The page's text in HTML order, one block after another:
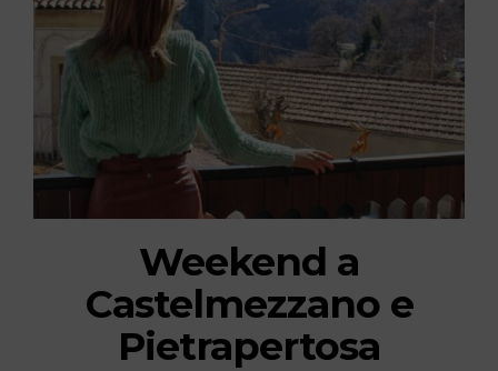
Weekend a
Castelmezzano e
Pietrapertosa